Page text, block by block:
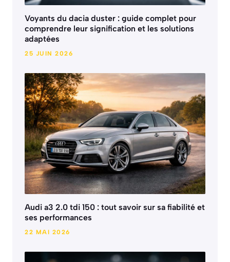
Voyants du dacia duster : guide complet pour
comprendre leur signification et les solutions
adaptées
25 JUIN 2026
Audi a3 2.0 tdi 150 : tout savoir sur sa fiabilité et
ses performances
22 MAI 2026